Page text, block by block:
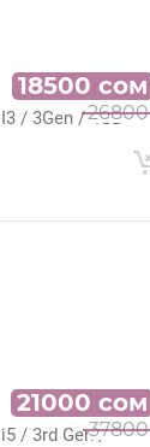
/ 3Gen / 4GB
26800
18500 сом
/ 3rd Gen /37800
21000 сом